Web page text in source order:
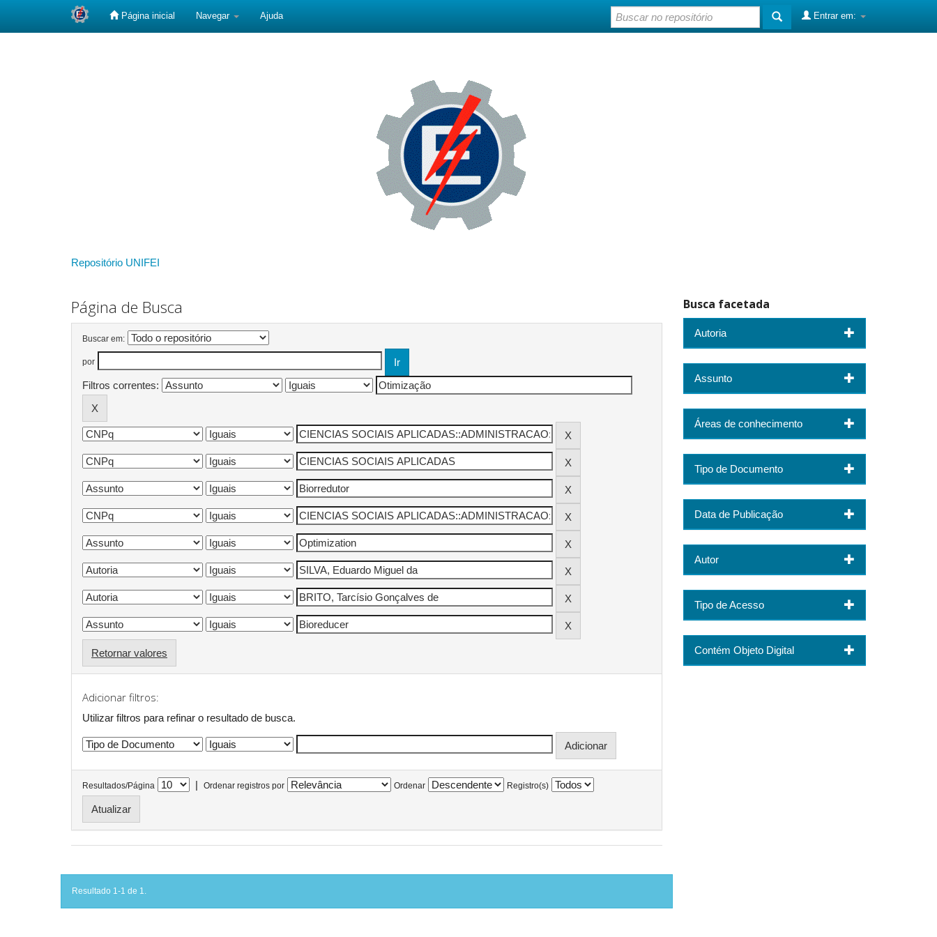
Página inicial Navegar Ajuda Entrar em:
Repositório UNIFEI
Página de Busca
Buscar em:
por
Filtros correntes:
Retornar valores
Adicionar filtros:
Utilizar filtros para refinar o resultado de busca.
Resultados/Página | Ordenar registros por Ordenar Registro(s)
Resultado 1-1 de 1.
Busca facetada
Autoria
Assunto
Áreas de conhecimento
Tipo de Documento
Data de Publicação
Autor
Tipo de Acesso
Contém Objeto Digital